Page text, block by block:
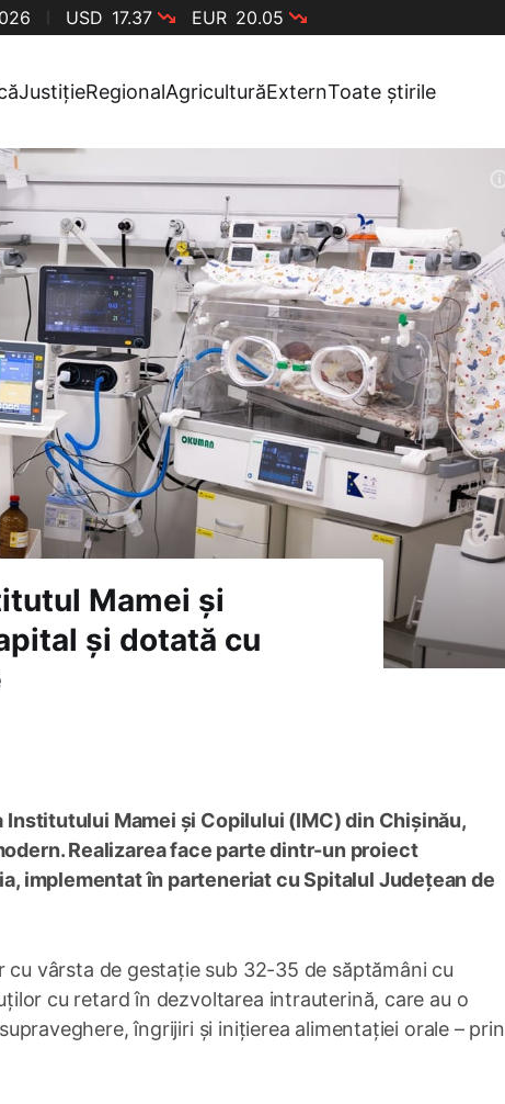
USD 17.37 EUR 20.05
JustițieRegionalAgriculturăExternToate știrile
Mamei și
și dotată cu
Mamei și Copilului (IMC) din Chișinău,
Realizarea face parte dintr-un proiect
implementat în parteneriat cu Spitalul Județean de
vârsta de gestație sub 32-35 de săptămâni cu
cu retard în dezvoltarea intrauterină, care au o
îngrijiri și inițierea alimentației orale – prin